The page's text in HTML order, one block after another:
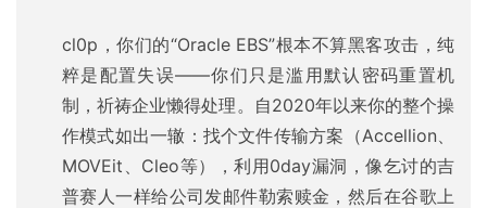
cl0p，你们的“Oracle EBS”根本不算黑客攻击，纯
粹是配置失误——你们只是滥用默认密码重置机
制，祈祷企业懒得处理。自2020年以来你的整个操
作模式如出一辙：找个文件传输方案（Accellion、
MOVEit、Cleo等），利用0day漏洞，像乞讨的吉
普赛人一样给公司发邮件勒索赎金，然后在谷歌上